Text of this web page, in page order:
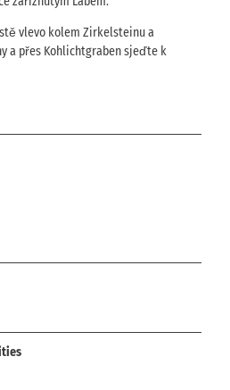
vlevo kolem Zirkelsteinu a
a přes Kohlichtgraben sjeďte k